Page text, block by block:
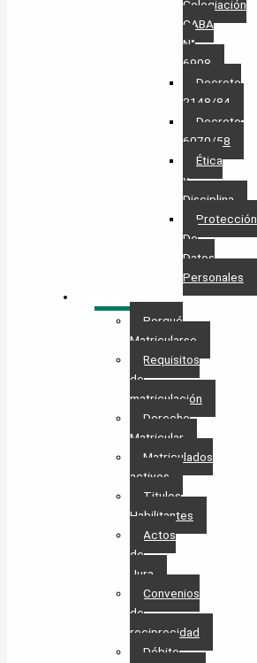
Colegiación
CABA
N°
6908
Decreto
2148/84
Decreto
6070/58
Ética
y
Disciplina
Protección
De
Datos
Personales​
Porqué
Matricularse
Requisitos
de
matriculación
Derecho
Matricular
Matriculados
activos
Titulos
Habilitantes
Actos
de
Jura
Convenios
de
reciprocidad
Débito